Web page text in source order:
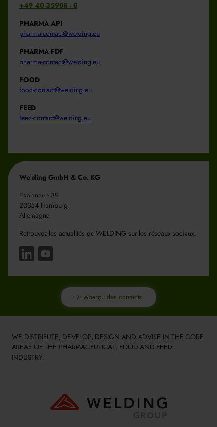
+49 40 35908 - 0
PHARMA API
pharma-contact@welding.eu
PHARMA FDF
pharma-contact@welding.eu
FOOD
food-contact@welding.eu
FEED
feed-contact@welding.eu
Welding GmbH & Co. KG
Esplanade 39
20354 Hamburg
Allemagne
Retrouvez les actualités de WELDING sur les réseaux sociaux.
Aperçu des contacts
WE DISTRIBUTE, DEVELOP, DESIGN AND ADVISE IN THE CORE
AREAS OF THE PHARMACEUTICAL, FOOD AND FEED
INDUSTRY.